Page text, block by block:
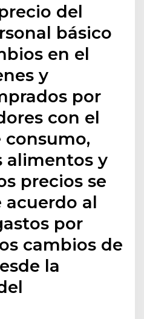
del
básico
en el
y
por
con el
alimentos y
precios se
acuerdo al
por
cambios de
la